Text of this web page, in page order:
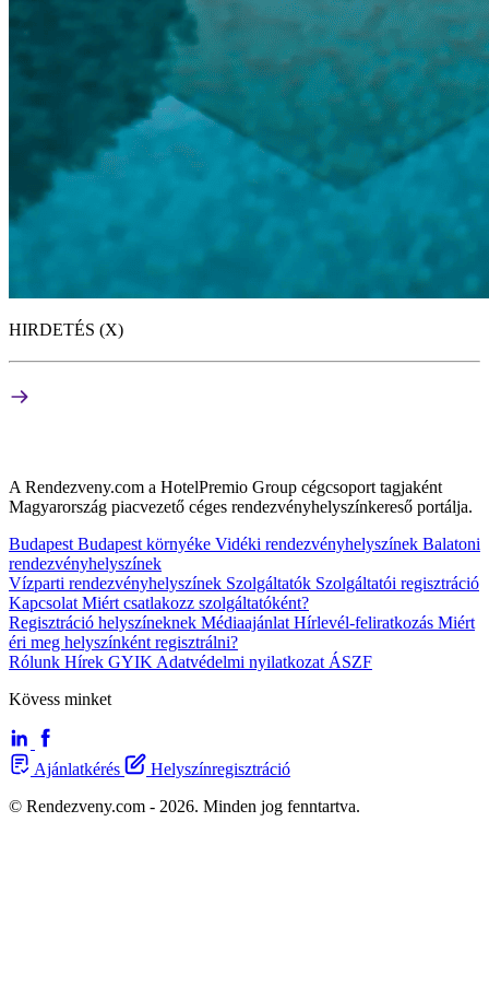
HIRDETÉS (X)
A Rendezveny.com a HotelPremio Group cégcsoport tagjaként
Magyarország piacvezető céges rendezvényhelyszínkereső portálja.
Budapest Budapest környéke Vidéki rendezvényhelyszínek Balatoni
rendezvényhelyszínek
Vízparti rendezvényhelyszínek Szolgáltatók Szolgáltatói regisztráció
Kapcsolat Miért csatlakozz szolgáltatóként?
Regisztráció helyszíneknek Médiaajánlat Hírlevél-feliratkozás Miért
éri meg helyszínként regisztrálni?
Rólunk Hírek GYIK Adatvédelmi nyilatkozat ÁSZF
Kövess minket
Ajánlatkérés
Helyszínregisztráció
© Rendezveny.com - 2026. Minden jog fenntartva.